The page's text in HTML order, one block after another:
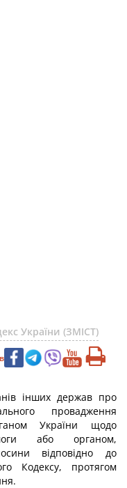
України (ЗМІСТ)
інших держав про
провадження
України щодо
або органом,
відповідно до
Кодексу, протягом